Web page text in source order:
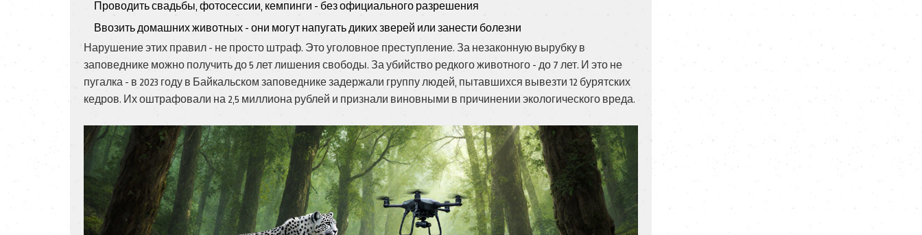
Проводить свадьбы, фотосессии, кемпинги - без официального разрешения
Ввозить домашних животных - они могут напугать диких зверей или занести болезни
Нарушение этих правил - не просто штраф. Это уголовное преступление. За незаконную вырубку в
заповеднике можно получить до 5 лет лишения свободы. За убийство редкого животного - до 7 лет. И это не
пугалка - в 2023 году в Байкальском заповеднике задержали группу людей, пытавшихся вывезти 12 бурятских
кедров. Их оштрафовали на 2,5 миллиона рублей и признали виновными в причинении экологического вреда.